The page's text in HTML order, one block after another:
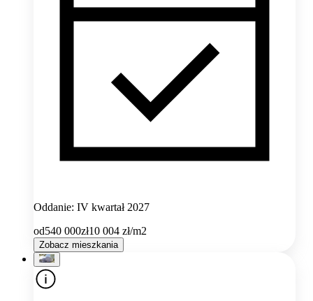
Oddanie: IV kwartał 2027
od540 000zł10 004 zł/m2
Zobacz mieszkania